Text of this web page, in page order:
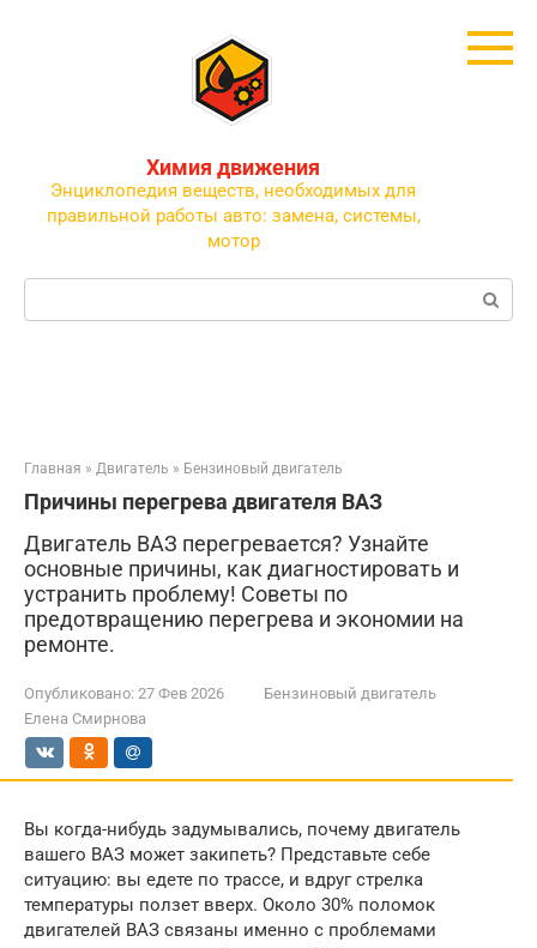
Химия движения
Энциклопедия веществ, необходимых для
правильной работы авто: замена, системы,
мотор
Поиск:
Главная » Двигатель » Бензиновый двигатель
Причины перегрева двигателя ВАЗ
Двигатель ВАЗ перегревается? Узнайте
основные причины, как диагностировать и
устранить проблему! Советы по
предотвращению перегрева и экономии на
ремонте.
Опубликовано: 27 Фев 2026
Бензиновый двигатель
Елена Смирнова
Вы когда-нибудь задумывались, почему двигатель
вашего ВАЗ может закипеть? Представьте себе
ситуацию: вы едете по трассе, и вдруг стрелка
температуры ползет вверх. Около 30% поломок
двигателей ВАЗ связаны именно с проблемами